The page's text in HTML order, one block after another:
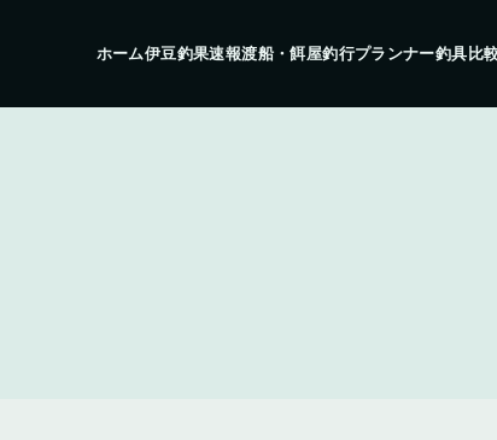
ホーム伊豆釣果速報渡船・餌屋釣行プランナー釣具比